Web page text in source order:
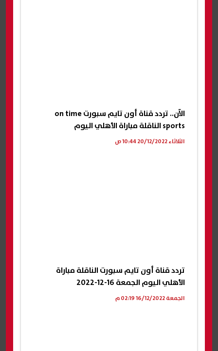
الآن.. تردد قناة أون تايم سبورت on time
sports الناقلة مباراة الأهلي اليوم
الثلاثاء 20/12/2022 10:44 ص
تردد قناة أون تايم سبورت الناقلة مباراة
الأهلي اليوم الجمعة 16-12-2022
الجمعة 16/12/2022 02:19 م